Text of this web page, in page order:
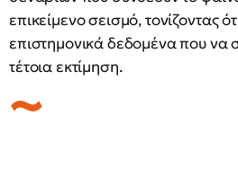
επικείμενο σεισμό, τονίζοντας
επιστημονικά δεδομένα που να
τέτοια εκτίμηση.